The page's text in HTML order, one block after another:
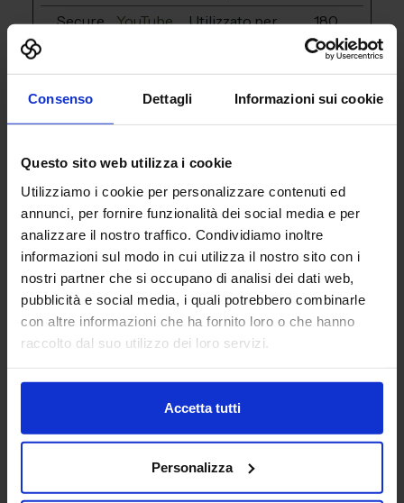
Consenso Dettagli Informazioni sui cookie
Questo sito web utilizza i cookie
Utilizziamo i cookie per personalizzare contenuti ed
annunci, per fornire funzionalità dei social media e per
analizzare il nostro traffico. Condividiamo inoltre
informazioni sul modo in cui utilizza il nostro sito con i
nostri partner che si occupano di analisi dei dati web,
pubblicità e social media, i quali potrebbero combinarle
con altre informazioni che ha fornito loro o che hanno
raccolto dal suo utilizzo dei loro servizi.
Accetta tutti
Personalizza
__Secure
YouTube
Utilizzato per
contenuti
incorporati.
180
giorni
_fbp
Meta
s, Inc.
Utilizzato da
inserzionisti
inviare dati a
Google Analytics
comportamento
dell'utente. Tiene